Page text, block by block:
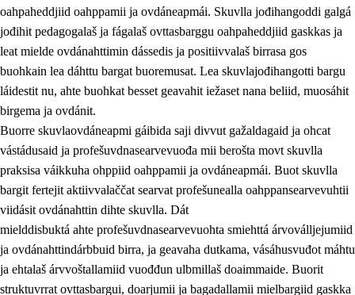
oahpaheddjiid oahppamii ja ovdáneapmái. Skuvlla jođihangoddi galgá
jođihit pedagogalaš ja fágalaš ovttasbarggu oahpaheddjiid gaskkas ja
leat mielde ovdánahttimin dássedis ja positiivvalaš birrasa gos
buohkain lea dáhttu bargat buoremusat. Lea skuvlajođihangotti bargu
láidestit nu, ahte buohkat besset geavahit iežaset nana beliid, muosáhit
birgema ja ovdánit.
Buorre skuvlaovdáneapmi gáibida saji divvut gažaldagaid ja ohcat
vástádusaid ja profešuvdnasearvevuođa mii berošta movt skuvlla
praksisa váikkuha ohppiid oahppamii ja ovdáneapmái. Buot skuvlla
bargit fertejit aktiivvalaččat searvat profešunealla oahppansearvevuhtii
viidásit ovdánahttin dihte skuvlla. Dát
mielddisbuktá ahte profešuvdnasearvevuohta smiehttá árvoválljejumiid
ja ovdánahttindárbbuid birra, ja geavaha dutkama, vásáhusvuđot máhtu
ja ehtalaš árvvoštallamiid vuođđun ulbmillaš doaimmaide. Buorit
struktuvrrat ovttasbargui, doarjumii ja bagadallamii mielbargiid gaskka